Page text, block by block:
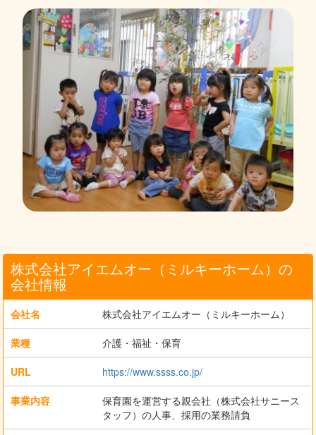
株式会社アイエムオー（ミルキーホーム）の
会社情報
会社名 株式会社アイエムオー（ミルキーホーム）
業種 介護・福祉・保育
URL https://www.ssss.co.jp/
事業内容
保育園を運営する親会社（株式会社サニース
タッフ）の人事、採用の業務請負